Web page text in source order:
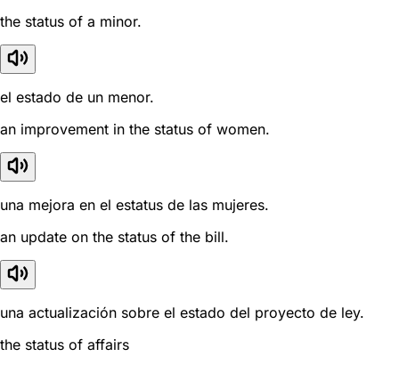
the status of a minor.
el estado de un menor.
an improvement in the status of women.
una mejora en el estatus de las mujeres.
an update on the status of the bill.
una actualización sobre el estado del proyecto de ley.
the status of affairs